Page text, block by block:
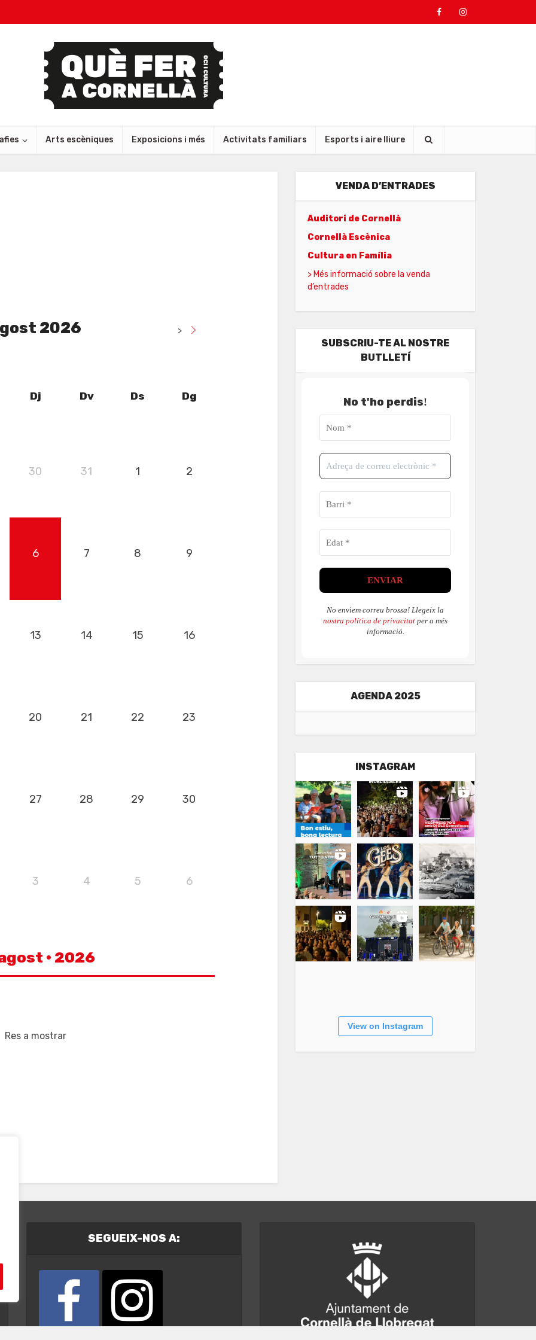
Arts escèniques Exposicions i més Activitats familiars Esports i aire lliure
2026 >
Dj Dv Ds Dg
30 31 1 2
6 7 8 9
13 14 15 16
20 21 22 23
27 28 29 30
3 4 5 6
· 2026
Res a mostrar
VENDA D’ENTRADES
Auditori de Cornellà
Cornellà Escènica
Cultura en Família
> Més informació sobre la venda
d’entrades
SUBSCRIU-TE AL NOSTRE
BUTLLETÍ
No t'ho perdis!
No enviem correu brossa! Llegeix la
nostra política de privacitat per a més
informació.
AGENDA 2025
INSTAGRAM
View on Instagram
SEGUEIX-NOS A: